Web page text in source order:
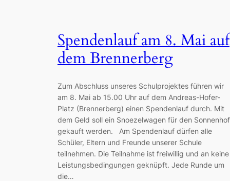
Spendenlauf am 8. Mai auf
dem Brennerberg
Zum Abschluss unseres Schulprojektes führen wir
am 8. Mai ab 15.00 Uhr auf dem Andreas-Hofer-
Platz (Brennerberg) einen Spendenlauf durch. Mit
dem Geld soll ein Snoezelwagen für den Sonnenhof
gekauft werden. Am Spendenlauf dürfen alle
Schüler, Eltern und Freunde unserer Schule
teilnehmen. Die Teilnahme ist freiwillig und an keine
Leistungsbedingungen geknüpft. Jede Runde um
die…